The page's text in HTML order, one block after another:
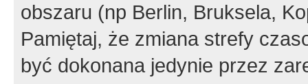
obszaru (np Berlin, Bruksela,
Pamiętaj, że zmiana strefy
być dokonana jedynie przez